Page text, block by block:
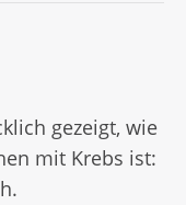
gezeigt, wie
mit Krebs ist: